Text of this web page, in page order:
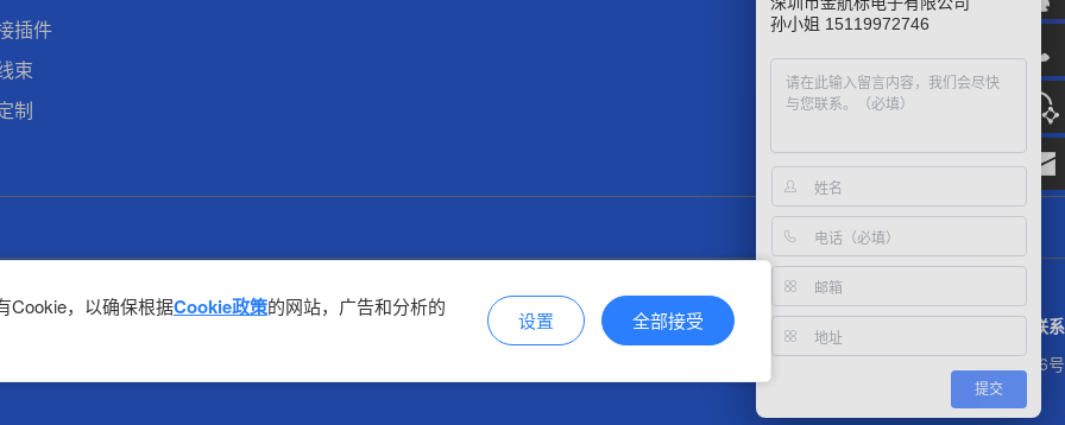
插件
束
制
联系
粤公网安备44030002007346号
设置 全部接受
Cookie，以确保根据Cookie政策的网站，广告和分析的
孙小姐 15119972746
提交